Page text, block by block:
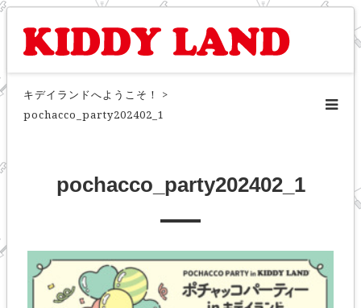
キデイランドへようこそ！
>
pochacco_party202402_1
pochacco_party202402_1